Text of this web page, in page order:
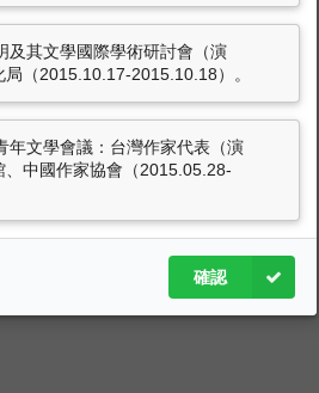
及其文學國際學術研討會（演
（2015.10.17-2015.10.18）。
年文學會議：台灣作家代表（演
、中國作家協會（2015.05.28-
確認